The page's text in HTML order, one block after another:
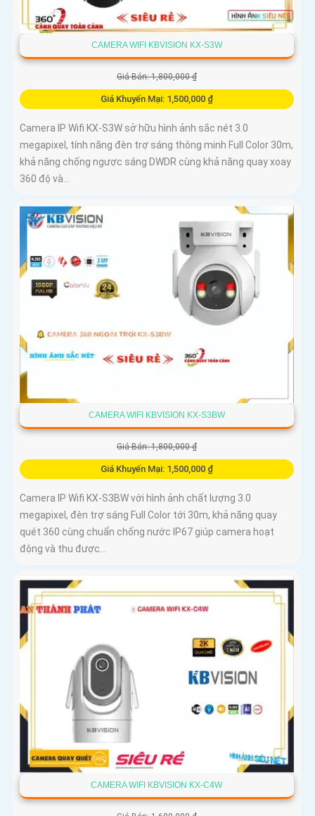
CAMERA WIFI KBVISION KX-S3W
Giá Bán: 1,800,000 ₫
Giá Khuyến Mại: 1,500,000 ₫
Camera IP Wifi KX-S3W sở hữu hình ảnh sắc nét 3.0
megapixel, tính năng đèn trợ sáng thông minh Full Color 30m,
khả năng chống ngược sáng DWDR cùng khả năng quay xoay
360 độ và...
CAMERA WIFI KBVISION KX-S3BW
Giá Bán: 1,800,000 ₫
Giá Khuyến Mại: 1,500,000 ₫
Camera IP Wifi KX-S3BW với hình ảnh chất lượng 3.0
megapixel, đèn trợ sáng Full Color tới 30m, khả năng quay
quét 360 cùng chuẩn chống nước IP67 giúp camera hoạt
động và thu được...
CAMERA WIFI KBVISION KX-C4W